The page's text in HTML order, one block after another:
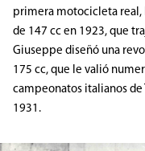
primera motocicleta real,
de 147 cc en 1923, que
Giuseppe diseñó una
175 cc, que le valió
campeonatos italianos de
1931.